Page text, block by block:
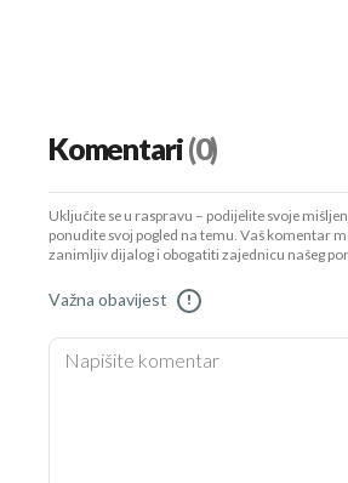
Komentari(0)
Uključite se u raspravu – podijelite svoje
ponudite svoj pogled na temu. Vaš komentar
zanimljiv dijalog i obogatiti zajednicu našeg
Važna obavijest !